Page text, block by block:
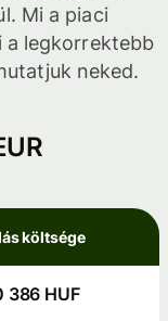
Mi a piaci
a legkorrektebb
neked.
költsége
386 HUF